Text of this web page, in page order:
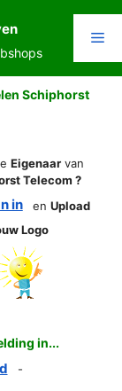
Schiphorst
Eigenaarvan
Telecom ?
in en Upload
Logo
in...
-